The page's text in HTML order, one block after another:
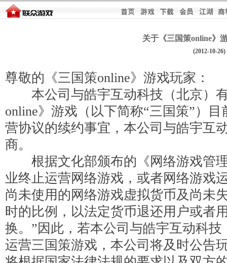
关于《三国策online》
(2012-10-26)
尊敬的《三国策online》游戏玩家：
本公司与皓宇互动科技（北京）
online》游戏（以下简称“三国策”）
营协议的续约事宜，本公司与皓宇互
商。
根据文化部颁布的《网络游戏管理
业终止运营网络游戏，或者网络游戏
尚未使用的网络游戏虚拟货币及尚未
时的比例，以法定货币退还用户或者
换。”因此，若本公司与皓宇互动科
运营三国策游戏，本公司将及时公告